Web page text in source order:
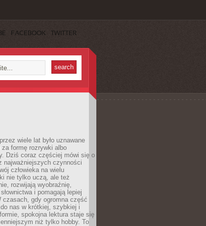
FACEBOOK TWITTER
wiele lat było uznawane
formę rozrywki albo
Dziś coraz częściej mówi się o
najważniejszych czynności
człowieka na wielu
nie tylko uczą, ale też
rozwijają wyobraźnię,
i pomagają lepiej
czasach, gdy ogromna część
nas w krótkiej, szybkiej i
spokojna lektura staje się
niż tylko hobby. To